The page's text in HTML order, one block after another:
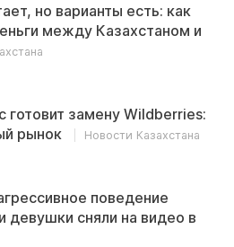
но варианты есть: как
между Казахстаном и
готовит замену Wildberries:
рынок
Новости Казахстана
поведение
сняли на видео в